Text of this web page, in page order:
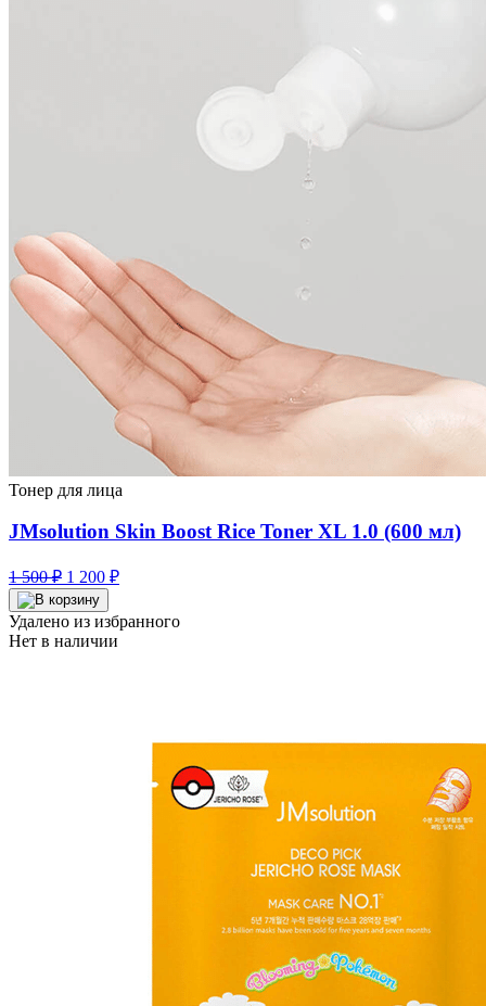
Тонер для лица
JMsolution Skin Boost Rice Toner XL 1.0 (600 мл)
1 500₽ Первоначальная
цена
составляла
1
1 200 ₽Текущая
1
200 ₽.
Удалено из избранного
Нет в наличии